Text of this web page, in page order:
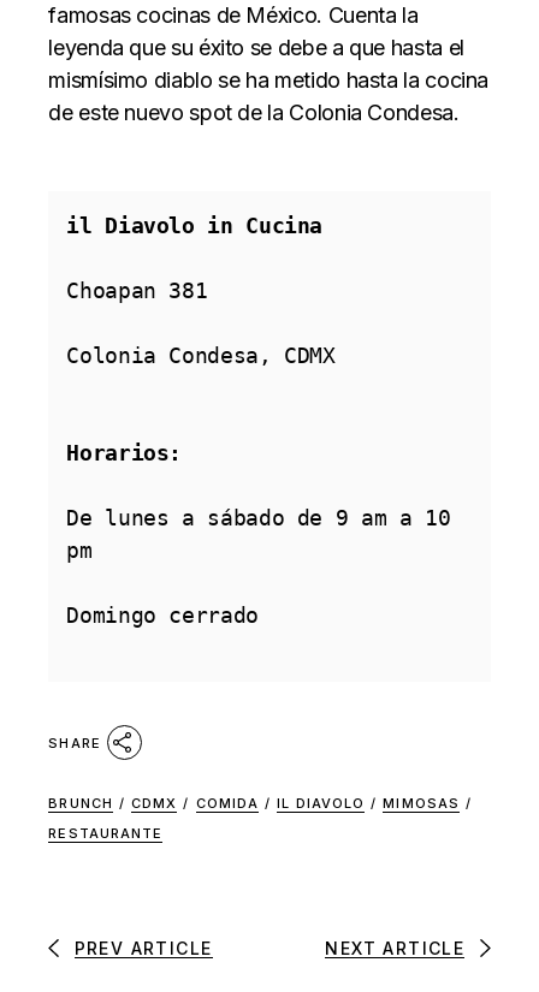
famosas cocinas de México. Cuenta la
leyenda que su éxito se debe a que hasta el
mismísimo diablo se ha metido hasta la cocina
de este nuevo spot de la Colonia Condesa.
il Diavolo in Cucina
Choapan 381
Colonia Condesa, CDMX
Horarios:
De lunes a sábado de 9 am a 10
pm
Domingo cerrado
SHARE
BRUNCH / CDMX / COMIDA / IL DIAVOLO / MIMOSAS /
RESTAURANTE
PREV ARTICLE NEXT ARTICLE